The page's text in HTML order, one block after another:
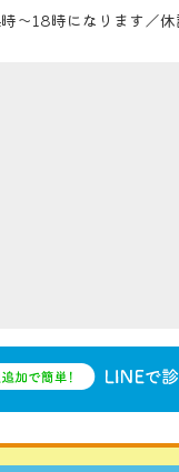
〜18時になります／休